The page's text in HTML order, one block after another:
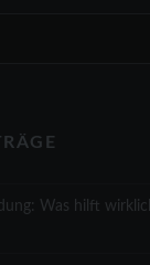
Was hilft